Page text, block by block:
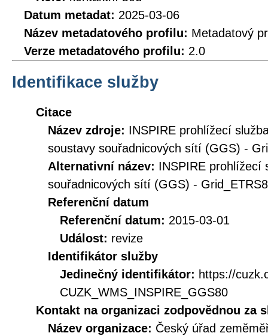
Datum metadat: 2025-03-06
Název metadatového profilu: Metadatový
Verze metadatového profilu: 2.0
Identifikace služby
Citace
Název zdroje: INSPIRE prohlížecí
soustavy souřadnicových sítí (GGS) -
Alternativní název: INSPIRE prohlížecí
souřadnicových sítí (GGS) -
Referenční datum
Referenční datum: 2015-03-01
Událost: revize
Identifikátor služby
Jedinečný identifikátor: https://
CUZK_WMS_INSPIRE_GGS80
Kontakt na organizaci zodpovědnou za
Název organizace: Český úřad